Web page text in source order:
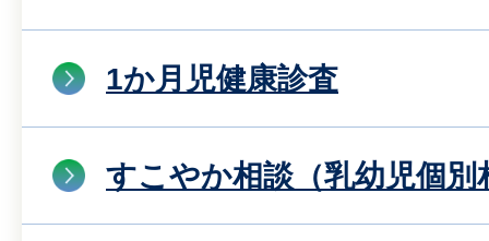
1か月児健康診査
すこやか相談（乳幼児個別